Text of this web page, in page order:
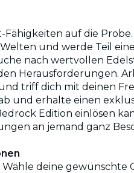
Fähigkeiten auf die
und werde Teil
nach wertvollen
Herausforderungen.
triff dich mit deinen
ab und erhalte einen
Edition einlösen
an jemand ganz
Wähle deine gewünschte